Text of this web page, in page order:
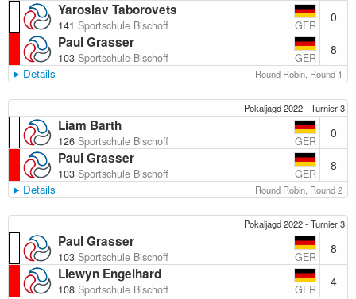
Yaroslav Taborovets
141 Sportschule Bischoff GER
0
Paul Grasser
103 Sportschule Bischoff GER
8
Details Round Robin, Round 1
Pokaljagd 2022 - Turnier 3
Liam Barth
126 Sportschule Bischoff GER
0
Paul Grasser
103 Sportschule Bischoff GER
8
Details Round Robin, Round 2
Pokaljagd 2022 - Turnier 3
Paul Grasser
103 Sportschule Bischoff GER
8
Llewyn Engelhard
108 Sportschule Bischoff GER
4